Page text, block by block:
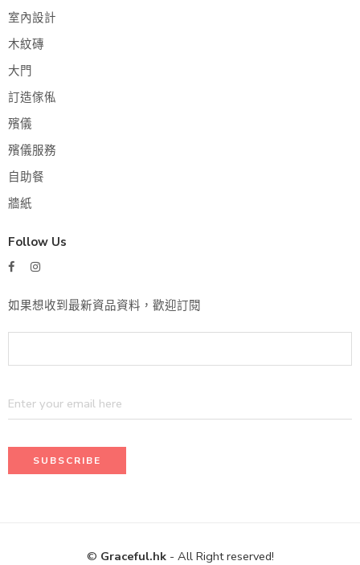
室內設計
木紋磚
大門
訂造傢俬
殯儀
殯儀服務
自助餐
牆紙
Follow Us
如果想收到最新資品資料，歡迎訂閱
© Graceful.hk- All Right reserved!